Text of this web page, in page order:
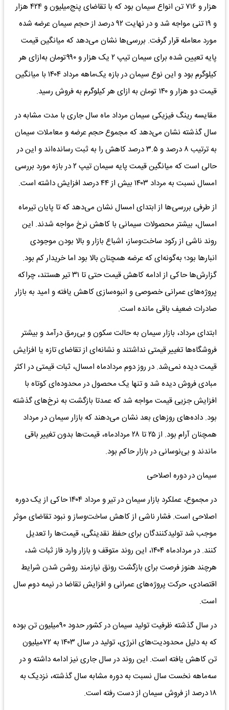
هزار و ۷۱۶ تن انواع سیمان بود که با تقاضای پنج‌میلیون و ۴۲۴ هزار
و ۱۹ تنی مواجه شد و در نهایت ۹۲ درصد از حجم سیمان عرضه شده
مورد معامله قرار گرفت. بررسی‌ها نشان می‌دهد که میانگین قیمت
پایه تعیین شده برای سیمان تیپ ۲ یک هزار و ۹۹۰تومان به‌ازای هر
کیلوگرم بود و این نوع سیمان در بازه یک‌ماهه مرداد ۱۴۰۴ با میانگین
قیمت دو هزار و ۱۴۰ تومان به‌ ازای هر کیلوگرم به فروش رسید.
مقایسه رینگ فیزیکی سیمان مرداد ماه سال جاری با مدت مشابه در
سال گذشته نشان می‌دهد که مجموع حجم عرضه و معاملات سیمان
به ترتیب ۸ درصد و ۳.۵ درصد کاهش را به ثبت رسانده‌اند و این در
حالی است که میانگین قیمت پایه سیمان تیپ ۲ در بازه مورد بررسی
امسال نسبت به مرداد ۱۴۰۳ بیش از ۴۴ درصد افزایش داشته است.
از طرفی بررسی‌ها از ابتدای امسال نشان می‌دهد که تا پایان تیرماه
امسال، بیشتر محصولات سیمانی با کاهش نرخ مواجه شدند. این
روند ناشی از رکود ساخت‌وساز، اشباع بازار و بالا بودن موجودی
انبارها بود؛ به‌گونه‌ای که عرضه همچنان بالا بود اما خریدار کم بود.
گزارش‌ها حاکی از ادامه کاهش قیمت حتی تا ۳۱ تیر هستند، چراکه
پروژه‌های عمرانی خصوصی و انبوه‌سازی کاهش یافته و امید به بازار
صادرات ضعیف باقی مانده است.
ابتدای مرداد، بازار سیمان به حالت سکون و بی‌رمق درآمد و بیشتر
فروشگاه‌ها تغییر قیمتی نداشتند و نشانه‌ای از تقاضای تازه یا افزایش
قیمت دیده نمی‌شد. در روز دوم مردادماه امسال، ثبات قیمتی در اکثر
مبادی فروش دیده شد و تنها یک محصول در محدوده‌ای کوتاه با
افزایش جزیی قیمت مواجه شد که عمدتا بازگشت به نرخ‌های گذشته
بود. داده‌های روزهای بعد نشان می‌دهند که بازار سیمان در مرداد
همچنان آرام بود. از ۲۵ تا ۲۸ مردادماه، قیمت‌ها بدون تغییر باقی
ماندند و بی‌نوسانی در بازار حاکم بود.
سیمان در دوره اصلاحی
در مجموع، عملکرد بازار سیمان در تیر و مرداد ۱۴۰۴ حاکی از یک دوره
اصلاحی است. فشار ناشی از کاهش ساخت‌وساز و نبود تقاضای موثر
موجب شد تولیدکنندگان برای حفظ نقدینگی، قیمت‌ها را تعدیل
کنند. در مردادماه ۱۴۰۴، این روند متوقف و بازار وارد فاز ثبات شد،
هرچند هنوز فرصت برای بازگشت رونق نیازمند روشن شدن شرایط
اقتصادی، حرکت پروژه‌های عمرانی و افزایش تقاضا در نیمه دوم سال
است.
در سال گذشته ظرفیت تولید سیمان در کشور حدود ۹۰‌میلیون تن بوده
که به دلیل محدودیت‌های انرژی، تولید در سال ۱۴۰۳ به ۷۲‌میلیون
تن کاهش یافته است. این روند در سال جاری نیز ادامه داشته و در
سه‌ماهه نخست سال نسبت به دوره مشابه سال گذشته، نزدیک به
۱۸ درصد از فروش سیمان از دست رفته است.